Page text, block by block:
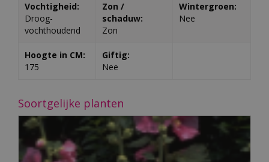
Vochtigheid:
Droog-
vochthoudend
Zon /
schaduw:
Zon
Wintergroen:
Nee
Hoogte in CM:
175
Giftig:
Nee
Soortgelijke planten